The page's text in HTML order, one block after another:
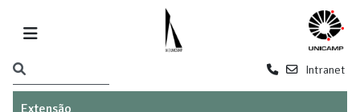
Intranet
Extensão